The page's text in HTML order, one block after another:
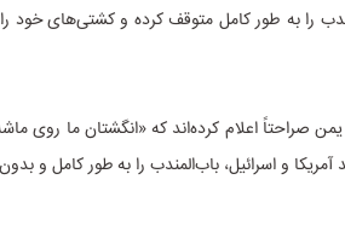
را به طور کامل متوقف کرده و کشتی‌های خود
یمن صراحتاً اعلام کرده‌اند که «انگشتان ما روی
و اسرائیل، باب‌المندب را به طور کامل و